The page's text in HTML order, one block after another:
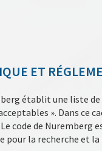
ET
établit une liste
». Dans ce
code de
la recherche et la